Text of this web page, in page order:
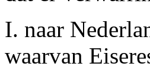
I. naar
waarvan